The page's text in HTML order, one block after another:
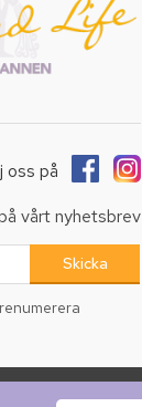
oss på
vårt nyhetsbrev